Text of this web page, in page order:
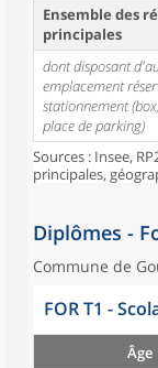
Ensemble des
principales
dont disposant
emplacement
stationnement
place de parking)
Sources : Insee,
principales,
Diplômes -
Commune de
FOR T1 -
Âge